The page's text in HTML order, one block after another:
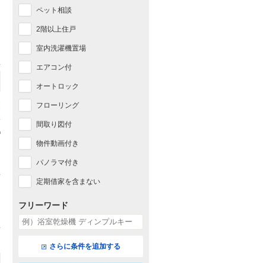
ペット相談
2階以上住戸
室内洗濯機置場
エアコン付
オートロック
フローリング
間取り図付
物件動画付き
パノラマ付き
定期借家を含まない
フリーワード
さらに条件を追加する